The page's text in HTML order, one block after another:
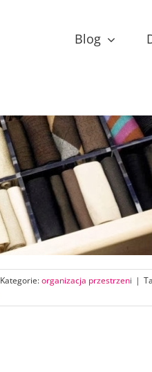
Blog
Kategorie:organizacja przestrzeni |